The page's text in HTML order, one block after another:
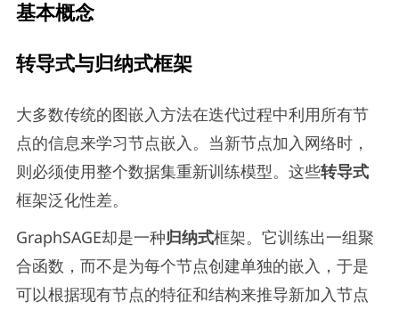
基本概念
转导式与归纳式框架
大多数传统的图嵌入方法在迭代过程中利用所有节
点的信息来学习节点嵌入。当新节点加入网络时，
则必须使用整个数据集重新训练模型。这些转导式
框架泛化性差。
GraphSAGE却是一种归纳式框架。它训练出一组聚
合函数，而不是为每个节点创建单独的嵌入，于是
可以根据现有节点的特征和结构来推导新加入节点